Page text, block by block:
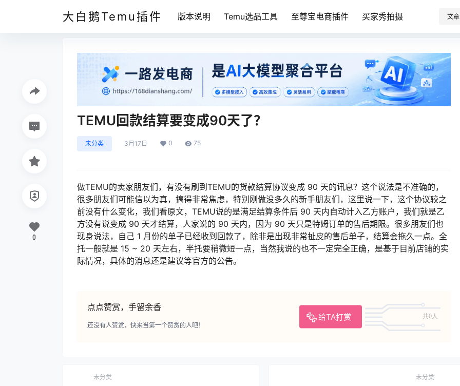
大白鹅Temu插件 版本说明 Temu选品工具 至尊宝电商插件 买家秀拍摄 文章
TEMU回款结算要变成90天了？
未分类 3月17日 0 75
做TEMU的卖家朋友们，有没有刷到TEMU的货款结算协议变成 90 天的讯息？这个说法是不准确的，
很多朋友们可能信以为真，搞得非常焦虑，特别刚做没多久的新手朋友们，这里说一下，这个协议较之
前没有什么变化，我们看原文，TEMU说的是满足结算条件后 90 天内自动计入乙方账户，我们就是乙
方没有说变成 90 天才结算，人家说的 90 天内，因为 90 天只是特姆订单的售后期限。很多朋友们也
现身说法，自己 1 月份的单子已经收到回款了，除非是出现非常扯皮的售后单子，结算会拖久一点。全
托一般就是 15 ~ 20 天左右，半托要稍微短一点，当然我说的也不一定完全正确，是基于目前店铺的实
际情况，具体的消息还是建议等官方的公告。
点点赞赏，手留余香
给TA打赏 共0人
还没有人赞赏，快来当第一个赞赏的人吧！
0
未分类 未分类